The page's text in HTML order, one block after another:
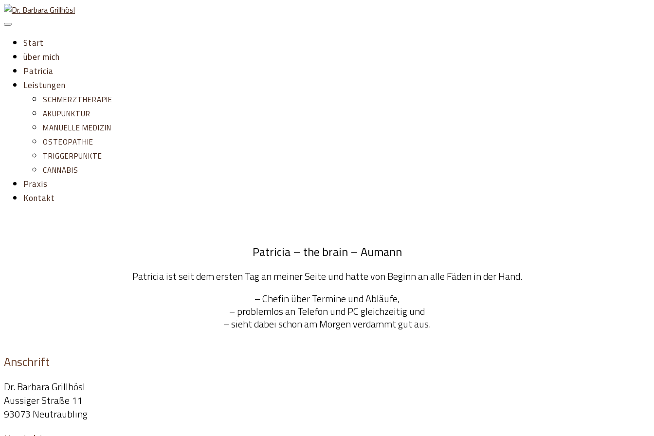
Zum
Inhalt
Start
über mich
Patricia
Leistungen
SCHMERZTHERAPIE
AKUPUNKTUR
MANUELLE MEDIZIN
OSTEOPATHIE
TRIGGERPUNKTE
CANNABIS
Praxis
Kontakt
Patricia – the brain – Aumann
Patricia ist seit dem ersten Tag an meiner Seite und hatte von Beginn an alle Fäden in der Hand.
– Chefin über Termine und Abläufe,
– problemlos an Telefon und PC gleichzeitig und
– sieht dabei schon am Morgen verdammt gut aus.
Anschrift
Dr. Barbara Grillhösl
Aussiger Straße 11
93073 Neutraubling